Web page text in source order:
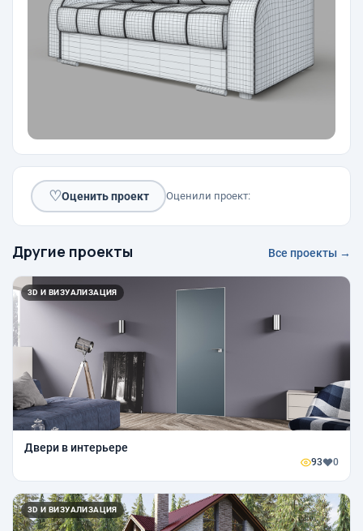
♡Оценить проект Оценили проект:
Другие проекты Все проекты →
3D И ВИЗУАЛИЗАЦИЯ
Двери в интерьере
93 0
3D И ВИЗУАЛИЗАЦИЯ